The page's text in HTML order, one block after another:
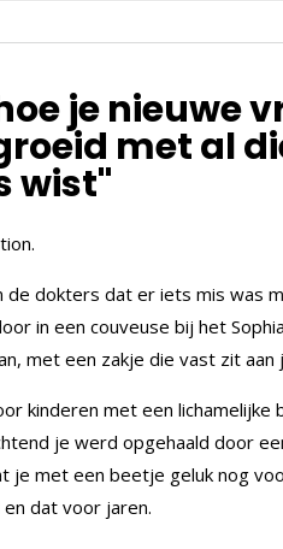
je nieuwe
met al
wist"
dokters dat er iets mis was
in een couveuse bij het
met een zakje die vast zit
kinderen met een
je werd opgehaald door
je met een beetje geluk nog
dat voor jaren.